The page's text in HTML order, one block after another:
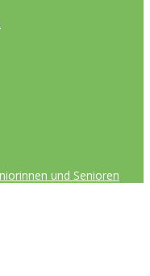
und Senioren